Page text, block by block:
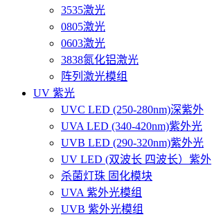
3535激光
0805激光
0603激光
3838氮化铝激光
阵列激光模组
UV 紫光
UVC LED (250-280nm)深紫外
UVA LED (340-420nm)紫外光
UVB LED (290-320nm)紫外光
UV LED (双波长 四波长）紫外
杀菌灯珠 固化模块
UVA 紫外光模组
UVB 紫外光模组